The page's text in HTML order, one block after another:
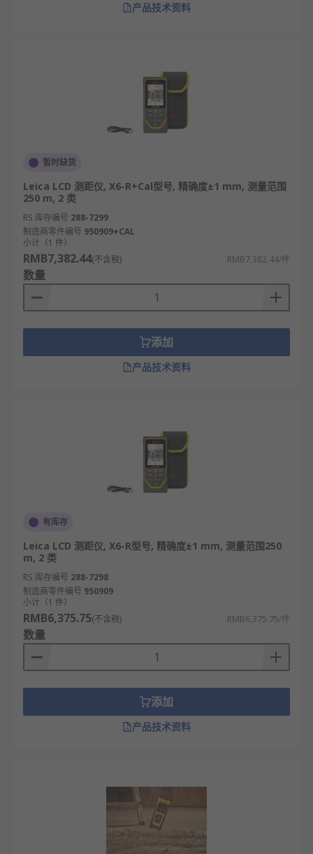
产品技术资料
暂时缺货
Leica LCD 测距仪, X6-R+Cal型号, 精确度±1 mm, 测量范围
250 m, 2 类
RS 库存编号 288-7299
制造商零件编号 950909+CAL
小计（1 件）
RMB7,382.44(不含税) RMB7,382.44/件
数量
添加
产品技术资料
有库存
Leica LCD 测距仪, X6-R型号, 精确度±1 mm, 测量范围250
m, 2 类
RS 库存编号 288-7298
制造商零件编号 950909
小计（1 件）
RMB6,375.75(不含税) RMB6,375.75/件
数量
添加
产品技术资料